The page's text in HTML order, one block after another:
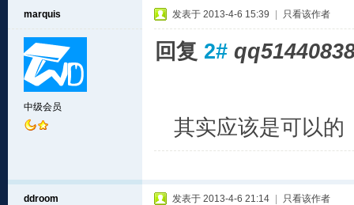
marquis
中级会员
发表于 2013-4-6 15:39 只看该作者
回复 2#
其实应该是可以的
ddroom 发表于 2013-4-6 21:14 只看该作者